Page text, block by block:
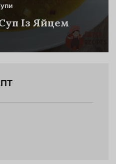
Із Яйцем